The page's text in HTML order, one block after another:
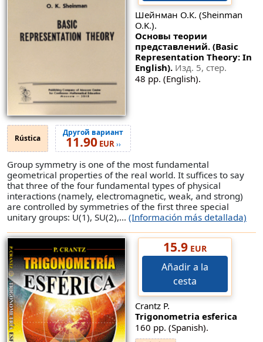
Шейнман О.К. (Sheinman
O.K.).
Основы теории
представлений. (Basic
Representation Theory: In
English). Изд. 5, стер.
48 pp. (English).
Rústica
Другой вариант
11.90EUR››
Group symmetry is one of the most fundamental
geometrical properties of the real world. It suffices to say
that three of the four fundamental types of physical
interactions (namely, electromagnetic, weak, and strong)
are controlled by symmetries of the first three special
unitary groups: U(1), SU(2),... (Información más detallada)
15.9EUR
Añadir a la
cesta
Crantz P.
Trigonometria esferica
160 pp. (Spanish).